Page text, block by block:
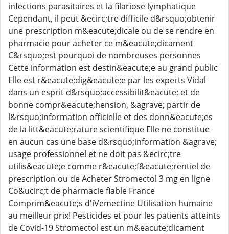
infections parasitaires et la filariose lymphatique
Cependant, il peut &ecirc;tre difficile d&rsquo;obtenir
une prescription m&eacute;dicale ou de se rendre en
pharmacie pour acheter ce m&eacute;dicament
C&rsquo;est pourquoi de nombreuses personnes
Cette information est destin&eacute;e au grand public
Elle est r&eacute;dig&eacute;e par les experts Vidal
dans un esprit d&rsquo;accessibilit&eacute; et de
bonne compr&eacute;hension, &agrave; partir de
l&rsquo;information officielle et des donn&eacute;es
de la litt&eacute;rature scientifique Elle ne constitue
en aucun cas une base d&rsquo;information &agrave;
usage professionnel et ne doit pas &ecirc;tre
utilis&eacute;e comme r&eacute;f&eacute;rentiel de
prescription ou de Acheter Stromectol 3 mg en ligne
Co&ucirc;t de pharmacie fiable France
Comprim&eacute;s d'iVemectine Utilisation humaine
au meilleur prix! Pesticides et pour les patients atteints
de Covid-19 Stromectol est un m&eacute;dicament